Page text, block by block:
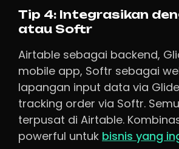
Tip 4: Integrasikan
atau Softr
Airtable sebagai backend,
mobile app, Softr sebagai
lapangan input data via
tracking order via Softr.
terpusat di Airtable.
powerful untuk bisnis yang